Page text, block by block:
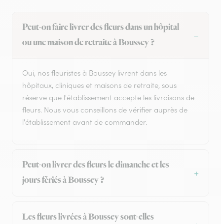
Peut-on faire livrer des fleurs dans un hôpital
ou une maison de retraite à Boussey ?
Oui, nos fleuristes à Boussey livrent dans les
hôpitaux, cliniques et maisons de retraite, sous
réserve que l'établissement accepte les livraisons de
fleurs. Nous vous conseillons de vérifier auprès de
l'établissement avant de commander.
Peut-on livrer des fleurs le dimanche et les
jours fériés à Boussey ?
Les fleurs livrées à Boussey sont-elles